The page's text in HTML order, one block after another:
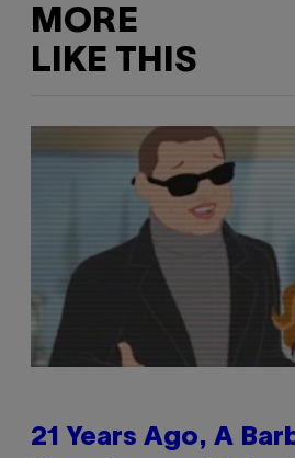
MORE
LIKE THIS
21 Years Ago, A